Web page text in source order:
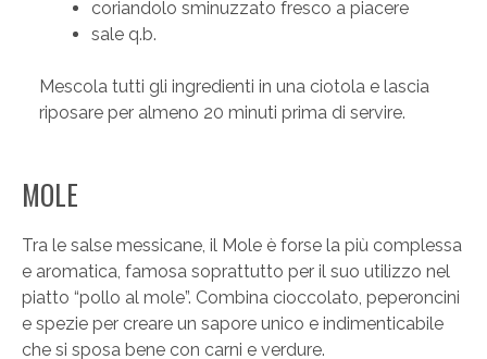
coriandolo sminuzzato fresco a piacere
sale q.b.
Mescola tutti gli ingredienti in una ciotola e lascia
riposare per almeno 20 minuti prima di servire.
MOLE
Tra le salse messicane, il Mole è forse la più complessa
e aromatica, famosa soprattutto per il suo utilizzo nel
piatto “pollo al mole”. Combina cioccolato, peperoncini
e spezie per creare un sapore unico e indimenticabile
che si sposa bene con carni e verdure.